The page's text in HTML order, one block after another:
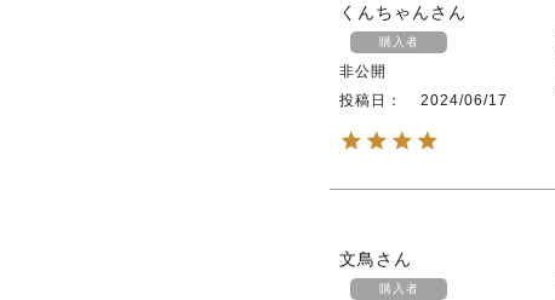
くんちゃん
購入者
非公開
投稿日
2024/06/17
文鳥
購入者